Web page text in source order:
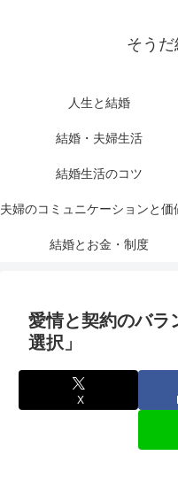
そうだ
人生と結婚
結婚・夫婦生活
結婚生活のコツ
夫婦のコミュニケーションと価
結婚とお金・制度
愛情と契約のバラ
選択」
X